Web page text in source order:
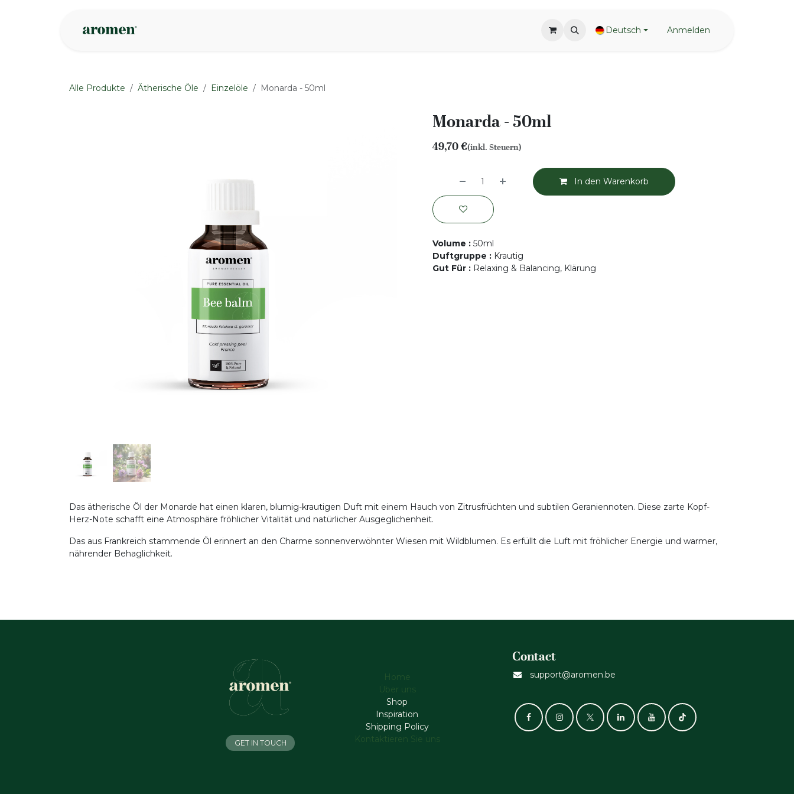
Deutsch Anmelden
Alle Produkte Ätherische Öle Einzelöle Monarda - 50ml
Monarda - 50ml
49,70€(inkl. Steuern)
In den Warenkorb
Volume : 50ml
Duftgruppe : Krautig
Gut Für : Relaxing & Balancing, Klärung
Das ätherische Öl der Monarde hat einen klaren, blumig-krautigen Duft mit einem Hauch von Zitrusfrüchten und subtilen Geraniennoten. Diese zarte Kopf-
Herz-Note schafft eine Atmosphäre fröhlicher Vitalität und natürlicher Ausgeglichenheit.
Das aus Frankreich stammende Öl erinnert an den Charme sonnenverwöhnter Wiesen mit Wildblumen. Es erfüllt die Luft mit fröhlicher Energie und warmer,
nährender Behaglichkeit.
Home
Über uns
Shop
Inspiration
Shipping Policy
Kontaktieren Sie uns
Contact
support@aromen.be
GET IN TOUCH